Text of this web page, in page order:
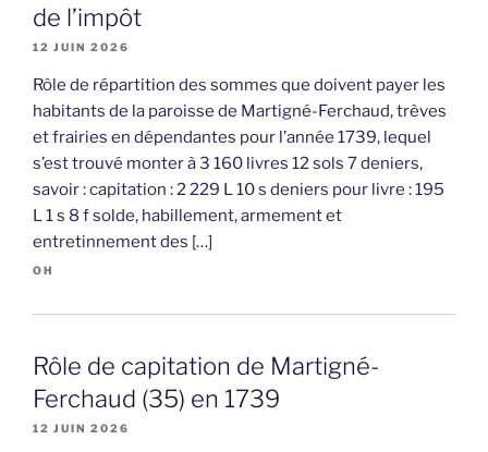
de l’impôt
12 JUIN 2026
Rôle de répartition des sommes que doivent payer les
habitants de la paroisse de Martigné-Ferchaud, trèves
et frairies en dépendantes pour l’année 1739, lequel
s’est trouvé monter à 3 160 livres 12 sols 7 deniers,
savoir : capitation : 2 229 L 10 s deniers pour livre : 195
L 1 s 8 f solde, habillement, armement et
entretinnement des […]
OH
Rôle de capitation de Martigné-
Ferchaud (35) en 1739
12 JUIN 2026